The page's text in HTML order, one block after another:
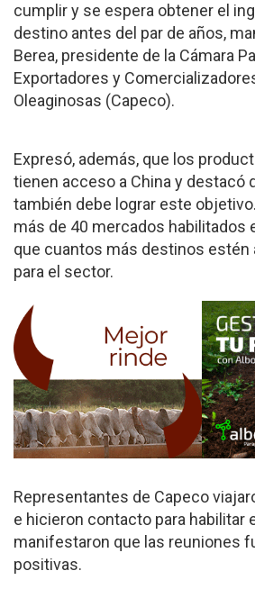
cumplir y se espera obtener el
destino antes del par de años,
Berea, presidente de la Cámara
Exportadores y
Oleaginosas (Capeco).
Expresó, además, que los
tienen acceso a China y destacó
también debe lograr este
más de 40 mercados habilitados
que cuantos más destinos estén
para el sector.
Representantes de Capeco
e hicieron contacto para habilitar
manifestaron que las reuniones
positivas.